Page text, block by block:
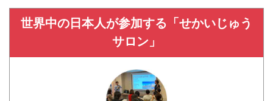
世界中の日本人が参加する「せかいじゅう
サロン」